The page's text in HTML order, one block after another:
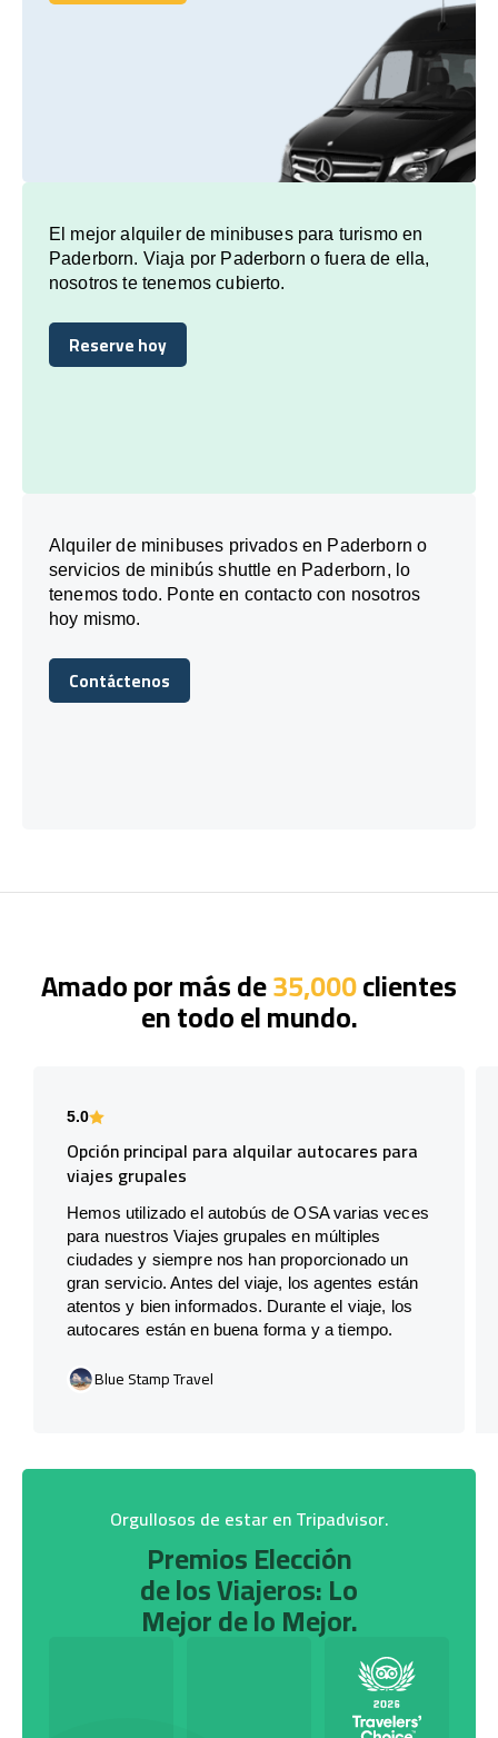
El mejor alquiler de minibuses para turismo en
Paderborn. Viaja por Paderborn o fuera de ella,
nosotros te tenemos cubierto.
Reserve hoy
Reserve hoy
Alquiler de minibuses privados en Paderborn o
servicios de minibús shuttle en Paderborn, lo
tenemos todo. Ponte en contacto con nosotros
hoy mismo.
Contáctenos
Contáctenos
Amado por más de35,000clientes
en todo el mundo.
5.0
Opción principal para alquilar autocares para
viajes grupales
Hemos utilizado el autobús de OSA varias veces
para nuestros Viajes grupales en múltiples
ciudades y siempre nos han proporcionado un
gran servicio. Antes del viaje, los agentes están
atentos y bien informados. Durante el viaje, los
autocares están en buena forma y a tiempo.
Blue Stamp Travel
Orgullosos de estar en Tripadvisor.
Premios Elección
de los Viajeros: Lo
Mejor de lo Mejor.